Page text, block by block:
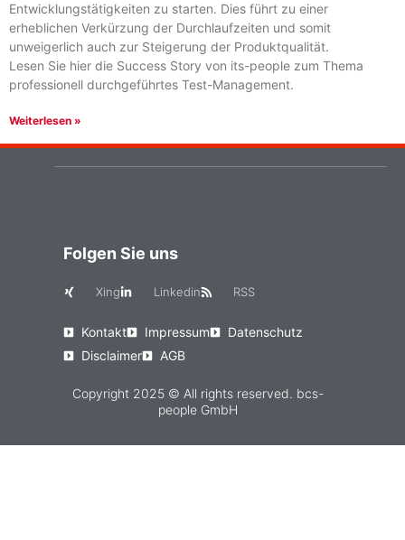
Entwicklungstätigkeiten zu starten. Dies führt zu einer
erheblichen Verkürzung der Durchlaufzeiten und somit
unweigerlich auch zur Steigerung der Produktqualität.
Lesen Sie hier die Success Story von its-people zum Thema
professionell durchgeführtes Test-Management.
Weiterlesen »
Folgen Sie uns
Xing Linkedin RSS
Kontakt Impressum
Datenschutz
Disclaimer
AGB
Copyright 2025 © All rights reserved. bcs-
people GmbH